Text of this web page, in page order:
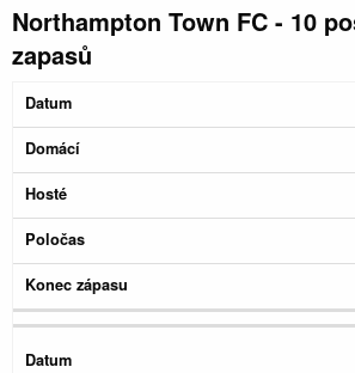
Northampton Town FC - 10
zapasů
Datum